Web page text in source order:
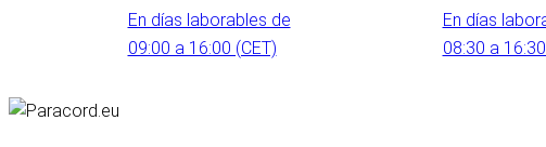
En días laborables de
09:00 a 16:00 (CET)
En días
08:30 a